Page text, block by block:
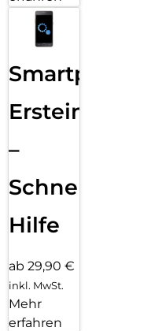
Smartphone
–
Schnelle
Hilfe
ab 29,90 €
inkl. MwSt.
Mehr
erfahren